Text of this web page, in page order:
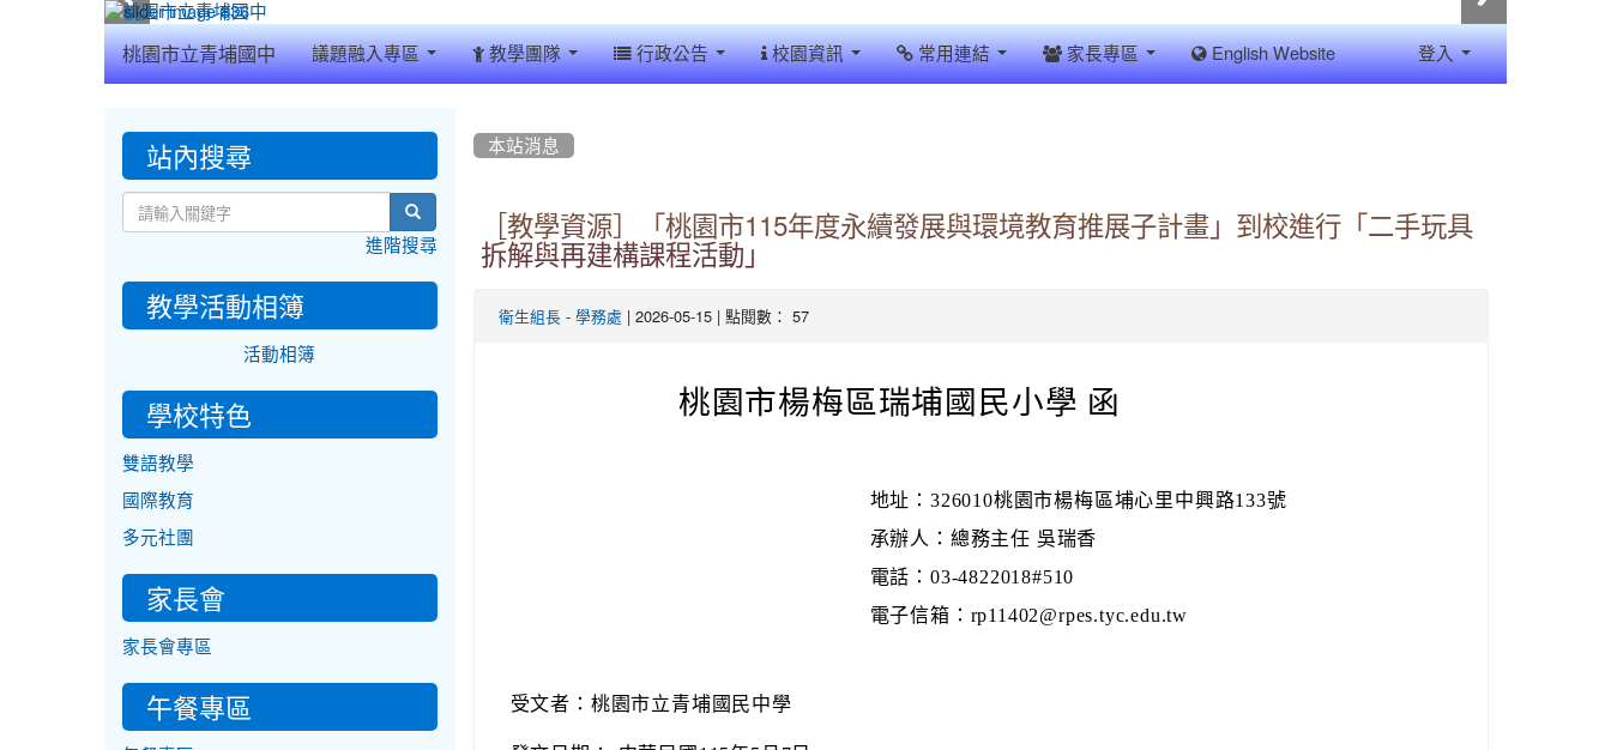
桃園市立青埔國中 議題融入專區 教學團隊 行政公告 校園資訊 常用連結 家長專區 English Website 登入
本站消息
［教學資源］「桃園市115年度永續發展與環境教育推展子計畫」到校進行「二手玩具
拆解與再建構課程活動」
衛生組長- 學務處 | 2026-05-15 | 點閱數： 57
桃園市楊梅區瑞埔國民小學 函
地址：326010桃園市楊梅區埔心里中興路133號
承辦人：總務主任 吳瑞香
電話：03-4822018#510
電子信箱：rp11402@rpes.tyc.edu.tw
受文者：桃園市立青埔國民中學
::: 站內搜尋
search
進階搜尋
教學活動相簿
活動相簿
學校特色
雙語教學
國際教育
多元社團
家長會
家長會專區
午餐專區